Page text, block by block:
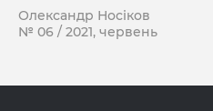
Олександр Носіков
№ 06 / 2021, червень